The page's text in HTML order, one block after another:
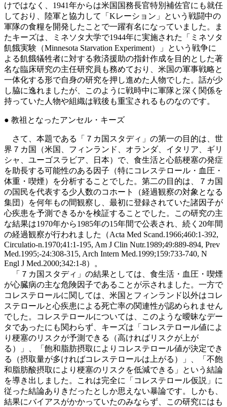
けではなく、1941年からは米国国務長官特別補佐官にも就任
しており、陸軍と協力して「Kレーション」という戦闘中の
軍隊の食糧を開発したことで一躍有名になっていました。ま
たキーズは、ミネソタ大学で1944年に実施された「ミネソタ
飢餓実験（Minnesota Starvation Experiment）」という戦争に
よる飢餓犠牲者に対する救済援助の指針作成を目的とした著
名な臨床研究の主任研究員も務めており、米国の軍事戦略と
一体化する形で自身の研究を押し進めた人物でした。話が少
し脇に逸れましたが、このように戦時中に軍隊と深く関係を
持っていた人物や組織は戦後も重宝されるものなのです。
● 教祖となったアンセル・キーズ
さて、本題である「７カ国スタディ」の第一の目的は、世
界７カ国（米国、フィンランド、オランダ、イタリア、ギリ
シャ、ユーゴスラビア、日本）で、食生活と心筋梗塞の発症
を助長する可能性のある因子（特にコレステロール・血圧・
体重・喫煙）を分析することでした。第二の目的は、７カ国
の国民を代表する少人数のコホート（経過観察の対象となる
集団）を何年もの間観察し、最初に登録されていた諸因子が
心疾患を予測できるかを検証することでした。この研究の主
な結果は1970年から1985年の15年間で公表され、続く20年間
の経過観察が行われました（Acta Med Scand.1966;460:1-392,
Circulatio-n.1970;41:1-195, Am J Clin Nutr.1989;49:889-894, Prev
Med.1995;-24:308-315, Arch Intern Med.1999;159:733-740, N
Engl J Med.2000;342:1-8）。
「７カ国スタディ」の結果としては、食生活・血圧・喫煙
が心臓病の主な危険因子であることが示されました。一方で
コレステロールに関しては、米国とフィンランド以外はコレ
ステロールと心疾患による死亡率の関連性が認められません
でした。コレステロールについては、このような曖昧なデー
タであったにも関わらず、キーズは「コレステロール値によ
り梗塞のリスクが予測できる（高ければリスクが上が
る）」、「飽和脂肪摂取によりコレステロール値が決定でき
る（摂取量が多ければコレステロールは上がる）」、「不飽
和脂肪酸摂取により梗塞のリスクを低減できる」という結論
を導き出しました。これは完全に「コレステロール仮説」に
従った結論ありきだったとしか思えない暴論です。しかも、
結果にバイアスがかかっていたのみならず、この研究にはも